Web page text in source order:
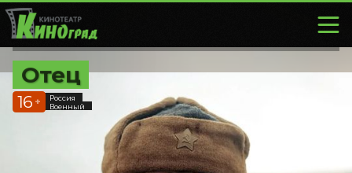
Отец
16 +
Россия
Военный